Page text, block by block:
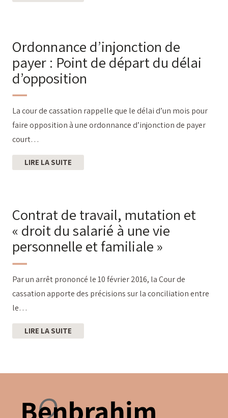
Ordonnance d’injonction de
payer : Point de départ du délai
d’opposition
La cour de cassation rappelle que le délai d’un mois pour
faire opposition à une ordonnance d’injonction de payer
court…
LIRE LA SUITE
Contrat de travail, mutation et
« droit du salarié à une vie
personnelle et familiale »
Par un arrêt prononcé le 10 février 2016, la Cour de
cassation apporte des précisions sur la conciliation entre
le…
LIRE LA SUITE